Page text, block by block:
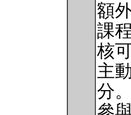
額
課
核
主
分。